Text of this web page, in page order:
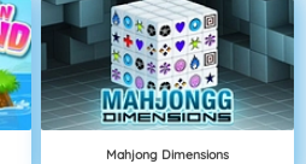
Mahjong Dimensions